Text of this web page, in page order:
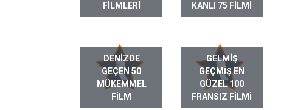
FILMLERI
KANLI 75 FILMI
DENIZDE
GEÇEN 50
MÜKEMMEL
FILM
GELMIŞ
GEÇMIŞ EN
GÜZEL 100
FRANSIZ FILMI